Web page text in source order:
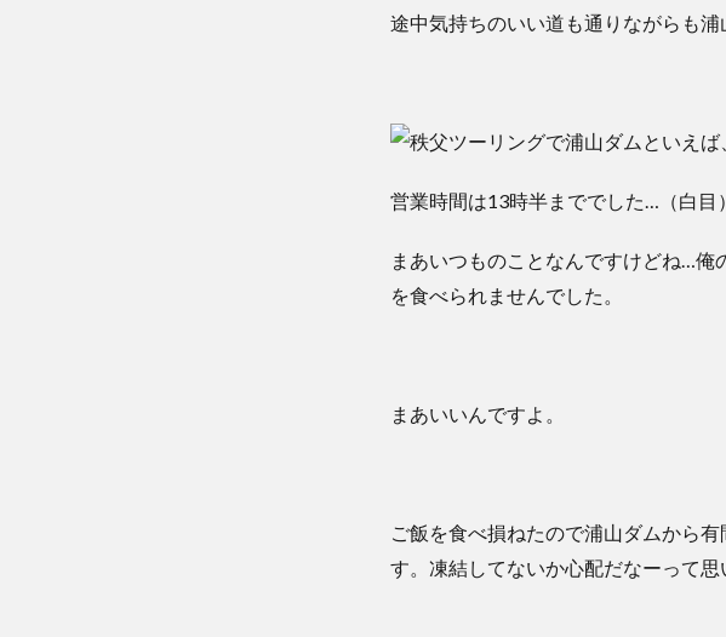
途中気持ちのいい道も通りながらも
営業時間は13時半まででした…（白目）
まあいつものことなんですけどね…俺
を食べられませんでした。
まあいいんですよ。
ご飯を食べ損ねたので浦山ダムから
す。凍結してないか心配だなーって思